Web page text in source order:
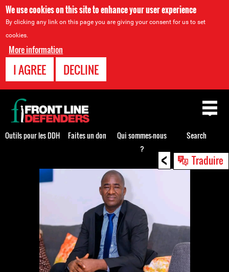
We use cookies on this site to enhance your user experience
By clicking any link on this page you are giving your consent for us to set
cookies.
More information
I AGREE DECLINE
< Traduire
Back
to
top
Outils pour les DDH Faites un don
Qui sommes-nous
?
Search